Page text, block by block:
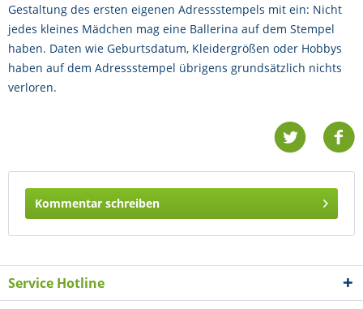
Gestaltung des ersten eigenen Adressstempels mit ein: Nicht
jedes kleines Mädchen mag eine Ballerina auf dem Stempel
haben. Daten wie Geburtsdatum, Kleidergrößen oder Hobbys
haben auf dem Adressstempel übrigens grundsätzlich nichts
verloren.
Kommentar schreiben
Service Hotline